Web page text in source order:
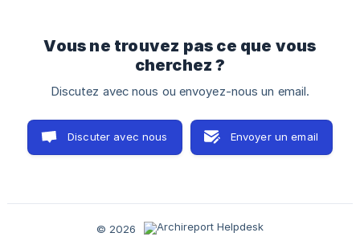
Vous ne trouvez pas ce que vous
cherchez ?
Discutez avec nous ou envoyez-nous un email.
Discuter avec nous Envoyer un email
© 2026